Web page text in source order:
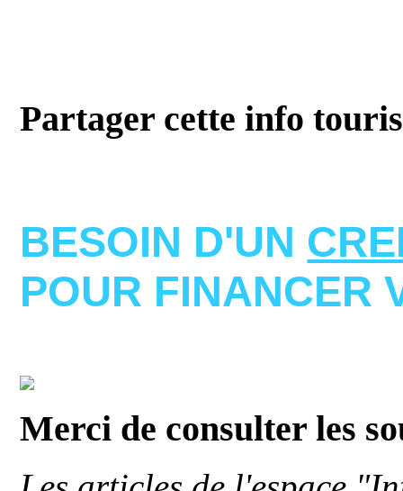
Partager cette info
BESOIN D'UN
POUR FINANCER
Merci de consulter les